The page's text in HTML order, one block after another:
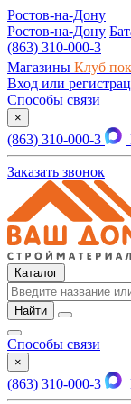
Ростов-на-Дону
Ростов-на-Дону
(863) 310-000-3
Магазины Клуб
Вход или
Способы связи
×
(863) 310-000-3
Заказать звонок
Каталог
Найти
Способы связи
×
(863) 310-000-3